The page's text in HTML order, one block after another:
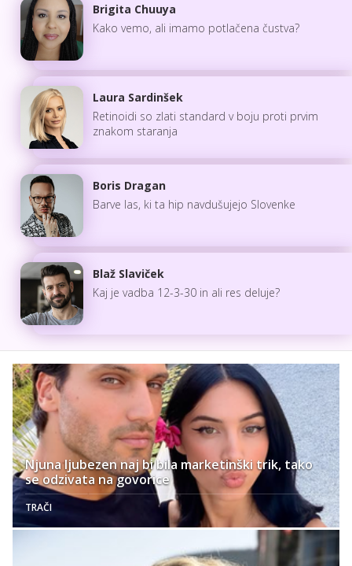
Brigita Chuuya
Kako vemo, ali imamo potlačena čustva?
Laura Sardinšek
Retinoidi so zlati standard v boju proti prvim
znakom staranja
Boris Dragan
Barve las, ki ta hip navdušujejo Slovenke
Blaž Slaviček
Kaj je vadba 12-3-30 in ali res deluje?
Njuna ljubezen naj bi bila marketinški trik, tako
se odzivata na govorice
TRAČI